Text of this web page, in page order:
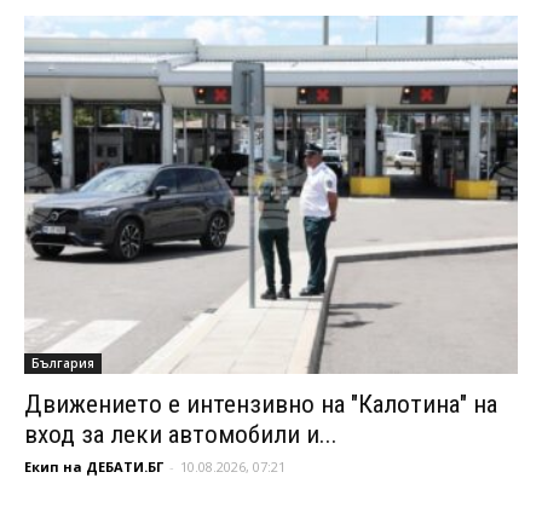
България
Движението е интензивно на "Калотина" на
вход за леки автомобили и...
Екип на ДЕБАТИ.БГ - 10.08.2026, 07:21